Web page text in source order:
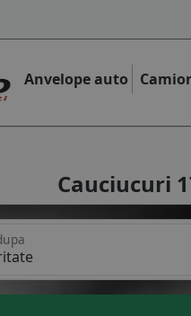
Anvelope auto
Cauciucuri